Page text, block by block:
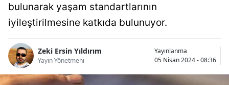
Bilecik
Bingöl
Bitlis
bulunarak yaşam standartlarının
iyileştirilmesine katkıda bulunuyor.
Zeki Ersin Yıldırım
Yayın Yönetmeni
Yayınlanma
05 Nisan 2024 - 08:36